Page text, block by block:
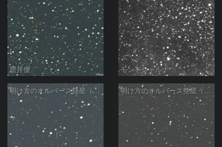
新井優 モンドシャルナ
明け方のオルバース彗星（13P)：2025/01/30 明け方のオルバース彗星（13P)：2025/01/27